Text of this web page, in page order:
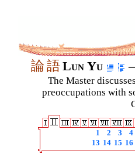
論語Lun Yu
The Master
preoccupations with
1 2 3
4
13 14 15 16